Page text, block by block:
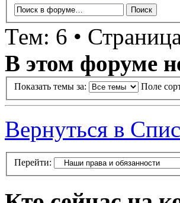
Тем: 6 •
В этом форуме
Показать темы за: Поле
Вернуться в
Перейти: